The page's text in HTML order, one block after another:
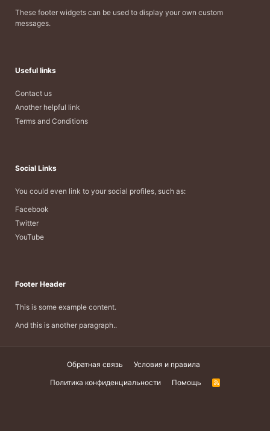
These footer widgets can be used to display your own custom
messages.
Useful links
Contact us
Another helpful link
Terms and Conditions
Social Links
You could even link to your social profiles, such as:
Facebook
Twitter
YouTube
Footer Header
This is some example content.
And this is another paragraph..
Обратная связь
Условия и правила
Политика конфиденциальности
Помощь
R